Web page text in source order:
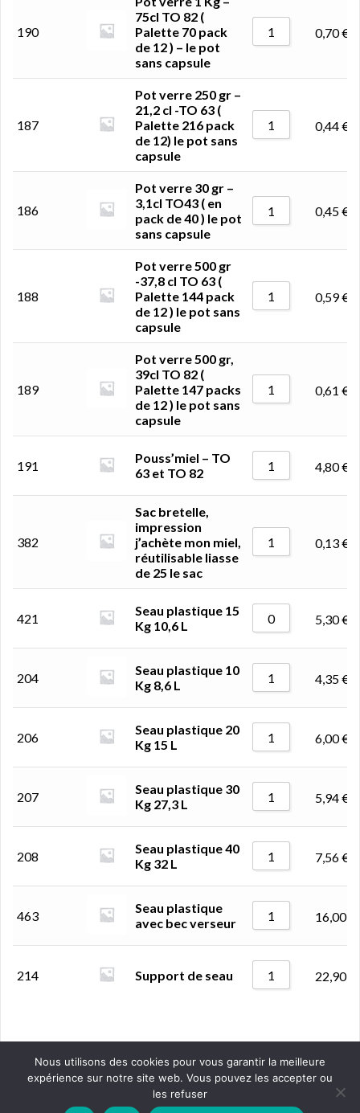
190
75cl TO 82 (
Palette 70 pack
de 12 ) – le pot
sans capsule
0,70€
187
Pot verre 250 gr –
21,2 cl -TO 63 (
Palette 216 pack
de 12) le pot sans
capsule
0,44€
186
Pot verre 30 gr –
3,1cl TO43 ( en
pack de 40 ) le pot
sans capsule
0,45€
188
Pot verre 500 gr
-37,8 cl TO 63 (
Palette 144 pack
de 12 ) le pot sans
capsule
0,59€
189
Pot verre 500 gr,
39cl TO 82 (
Palette 147 packs
de 12 ) le pot sans
capsule
0,61 €
191
Pouss’miel – TO
63 et TO 82
4,80€
382
Sac bretelle,
impression
j’achète mon miel,
réutilisable liasse
de 25 le sac
0,13€
421
Seau plastique 15
Kg 10,6 L
5,30€
204
Seau plastique 10
Kg 8,6 L
4,35€
206
Seau plastique 20
Kg 15 L
6,00€
207
Seau plastique 30
Kg 27,3 L
5,94€
208
Seau plastique 40
Kg 32 L
7,56€
463
Seau plastique
avec bec verseur
16,00
214 Support de seau 22,90
Proudly powered by WordPress|Theme:Oriaby
Nous utilisons des cookies pour vous garantir la meilleure
expérience sur notre site web. Vous pouvez les accepter ou
les refuser